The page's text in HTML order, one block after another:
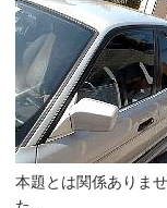
本題とは関係ありま